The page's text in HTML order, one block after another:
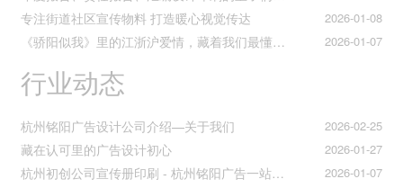
2026-01-08
专注街道社区宣传物料 打造暖心视觉传达
2026-01-07
《骄阳似我》里的江浙沪爱情，藏着我们最懂的温柔与默契
行业动态
2026-02-25
杭州铭阳广告设计公司介绍—关于我们
2026-01-27
藏在认可里的广告设计初心
2026-01-07
杭州初创公司宣传册印刷 - 杭州铭阳广告一站式解决方案